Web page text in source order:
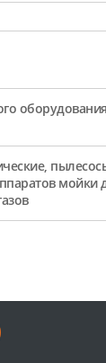
оборудования
мойки